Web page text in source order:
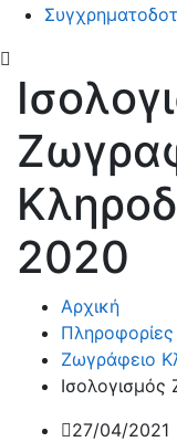
2020
Αρχική
Ζωγράφειο
27/04/2021